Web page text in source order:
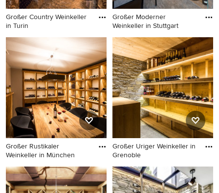
Großer Country Weinkeller
in Turin
Großer Country Weinkeller in
Turin
Großer Moderner
Weinkeller in Stuttgart
Großer Moderner Weinkeller
in Stuttgart
Großer Rustikaler
Weinkeller in München
Großer Rustikaler Weinkeller
in München
Großer Uriger Weinkeller in
Grenoble
Großer Uriger Weinkeller in
Grenoble